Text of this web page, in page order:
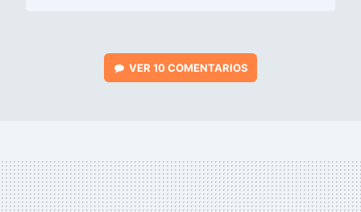
VER 10 COMENTARIOS